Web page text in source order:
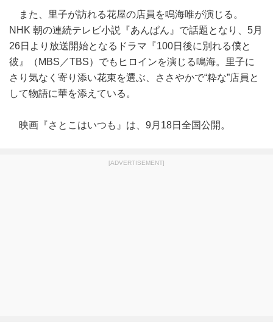
また、里子が訪れる花屋の店員を鳴海唯が演じる。
NHK 朝の連続テレビ小説『あんぱん』で話題となり、5月
26日より放送開始となるドラマ『100日後に別れる僕と
彼』（MBS／TBS）でもヒロインを演じる鳴海。里子に
さり気なく寄り添い花束を選ぶ、ささやかで“粋な”店員と
して物語に華を添えている。
映画『さとこはいつも』は、9月18日全国公開。
[ADVERTISEMENT]